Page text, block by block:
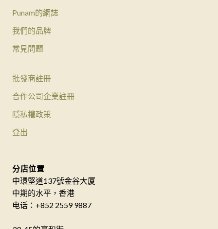
Punam的網誌
我們的品牌
常見問題
批發商註冊
合作公司企業註冊
隱私權政策
登出
分店位置
中環堅道137號金谷大厦
中期的水平，香港
电话：+852 2559 9887